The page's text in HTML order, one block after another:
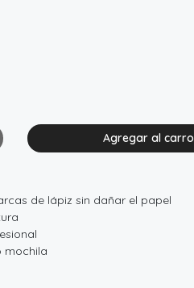
Agregar al carro
de lápiz sin dañar el papel
mochila